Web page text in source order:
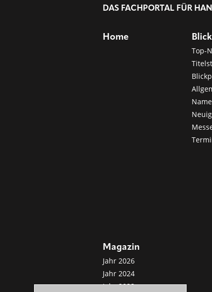
DAS FACHPORTAL FÜR
Home
Top-
Magazin
Jahr 2026
Jahr 2024
Jahr 2022